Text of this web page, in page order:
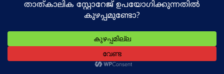
ചരിത്രപരമായ ഒരു
പരിണാമമായിരുന്നു.
Facebook
Twitter
Email
Share